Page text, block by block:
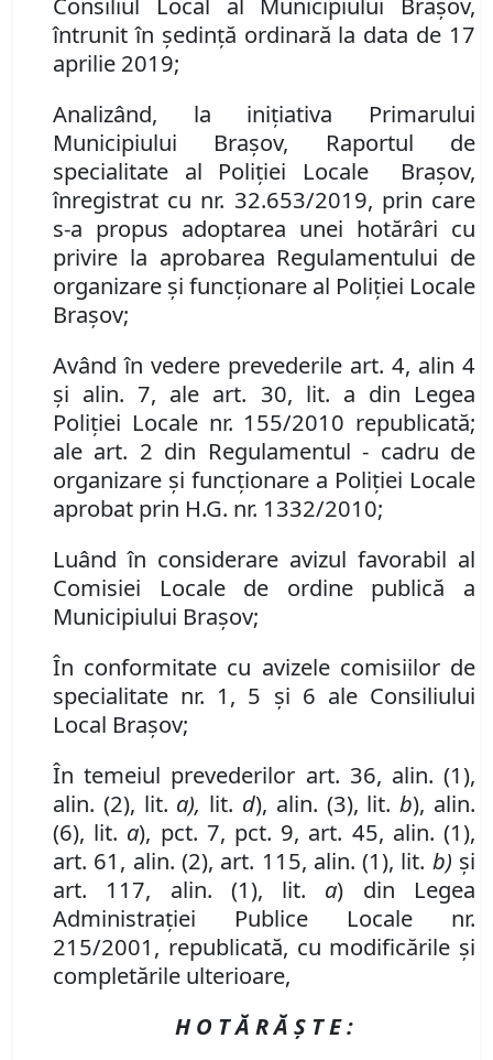
întrunit în şedinţă ordinară la data de 17
aprilie 2019;
Analizând, la iniţiativa Primarului
Municipiului Braşov, Raportul de
specialitate al Poliţiei Locale Braşov,
înregistrat cu nr. 32.653/2019, prin care
s-a propus adoptarea unei hotărâri cu
privire la aprobarea Regulamentului de
organizare şi funcţionare al Poliţiei Locale
Braşov;
Având în vedere prevederile art. 4, alin 4
şi alin. 7, ale art. 30, lit. a din Legea
Poliţiei Locale nr. 155/2010 republicată;
ale art. 2 din Regulamentul - cadru de
organizare şi funcţionare a Poliţiei Locale
aprobat prin H.G. nr. 1332/2010;
Luând în considerare avizul favorabil al
Comisiei Locale de ordine publică a
Municipiului Braşov;
În conformitate cu avizele comisiilor de
specialitate nr. 1, 5 şi 6 ale Consiliului
Local Braşov;
În temeiul prevederilor art. 36, alin. (1),
alin. (2), lit. a), lit. d), alin. (3), lit.b), alin.
(6), lit. a), pct. 7, pct. 9, art. 45, alin. (1),
art. 61, alin. (2), art. 115, alin. (1), lit. b) şi
art. 117, alin. (1), lit. a) din Legea
Administraţiei Publice Locale nr.
215/2001, republicată, cu modificările şi
completările ulterioare,
H O T Ă R Ă Ş T E :